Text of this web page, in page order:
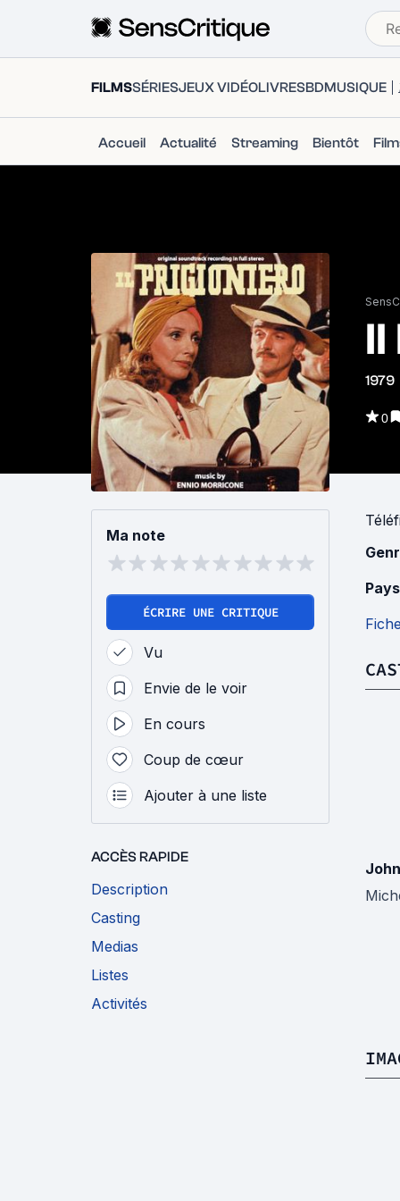
FILMSSÉRIESJEUX VIDÉOLIVRESBDMUSIQUE
Accueil Actualité Streaming Bientôt
1979
0
Ma note
ÉCRIRE UNE CRITIQUE
Vu
Envie de le voir
En cours
Coup de cœur
Ajouter à une liste
ACCÈS RAPIDE
Description
Casting
Medias
Listes
Activités